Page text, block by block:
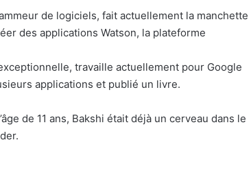
de logiciels, fait actuellement la manchette
des applications Watson, la plateforme
travaille actuellement pour Google
applications et publié un livre.
de 11 ans, Bakshi était déjà un cerveau dans le